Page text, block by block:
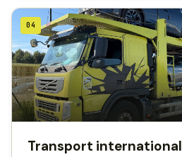
04
Transport international